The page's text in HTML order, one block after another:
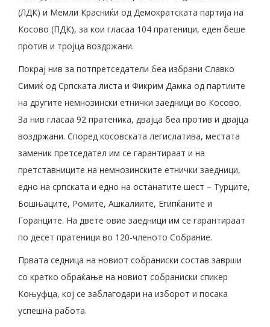
(ЛДК) и Мемли Красниќи од Демократската партија на
Косово (ПДК), за кои гласаа 104 пратеници, еден беше
против и тројца воздржани.
Покрај нив за потпретседатели беа избрани Славко
Симиќ од Српската листа и Фикрим Дамка од партиите
на другите немнозински етнички заедници во Косово.
За нив гласаа 92 пратеника, двајца беа против и двајца
воздржани. Според косовската легислатива, местата
заменик претседател им се гарантираат и на
претставниците на немнозинските етнички заедници,
едно на српската и едно на останатите шест – Турците,
Бошњаците, Ромите, Ашкалиите, Египќаните и
Горанците. На двете овие заедници им се гарантираат
по десет пратеници во 120-членото Собрание.
Првата седница на новиот собраниски состав заврши
со кратко обраќање на новиот собраниски спикер
Коњуфца, кој се заблагодари на изборот и посака
успешна работа.